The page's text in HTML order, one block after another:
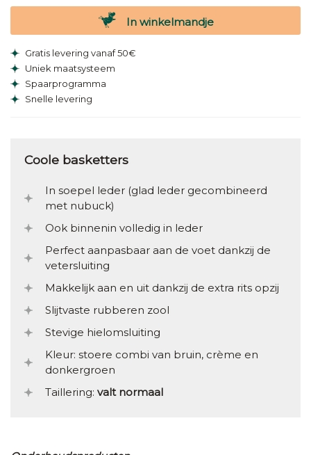
In winkelmandje
Gratis levering vanaf 50€
Uniek maatsysteem
Spaarprogramma
Snelle levering
Coole basketters
In soepel leder (glad leder gecombineerd
met nubuck)
Ook binnenin volledig in leder
Perfect aanpasbaar aan de voet dankzij de
vetersluiting
Makkelijk aan en uit dankzij de extra rits opzij
Slijtvaste rubberen zool
Stevige hielomsluiting
Kleur: stoere combi van bruin, crème en
donkergroen
Taillering: valt normaal